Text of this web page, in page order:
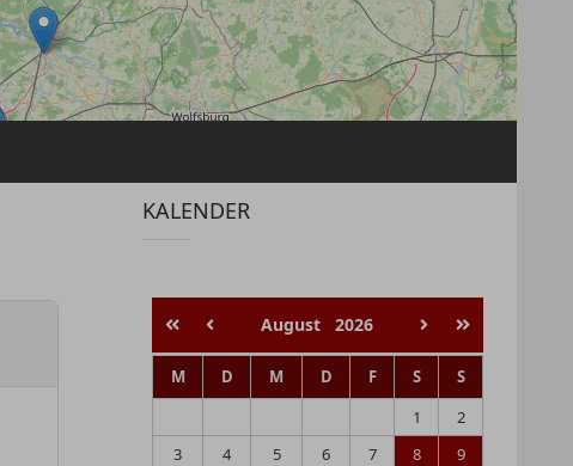
KALENDER
August 2026
M D M D F S
S
1
2
3
4 5 6 7 8
9